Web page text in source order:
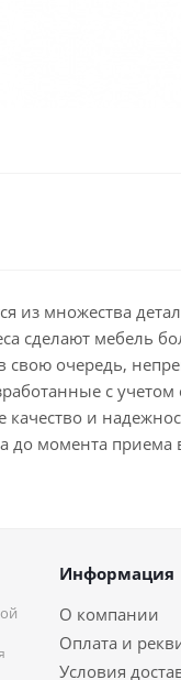
из множества
сделают мебель
очередь,
с
и
до момента
Информация
О компании
Оплата и
Условия